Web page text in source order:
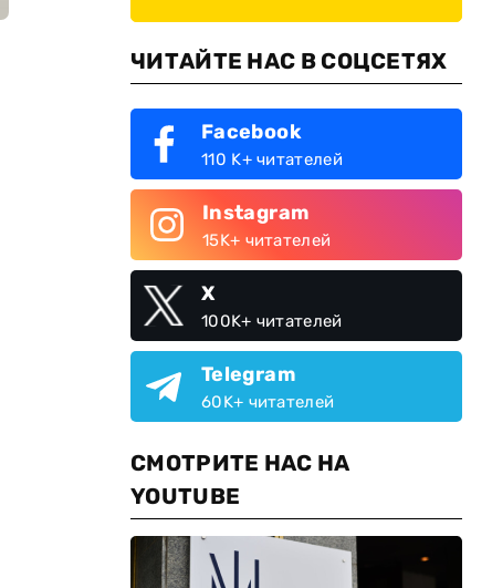
ЧИТАЙТЕ НАС В СОЦСЕТЯХ
Facebook
110 K+ читателей
Instagram
15K+ читателей
X
100K+ читателей
Telegram
60K+ читателей
СМОТРИТЕ НАС НА
YOUTUBE